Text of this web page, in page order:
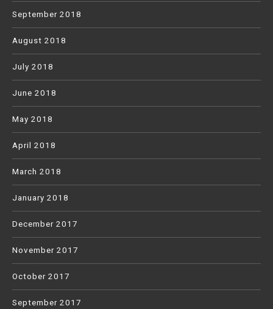
September 2018
August 2018
July 2018
June 2018
May 2018
April 2018
March 2018
January 2018
December 2017
November 2017
October 2017
September 2017